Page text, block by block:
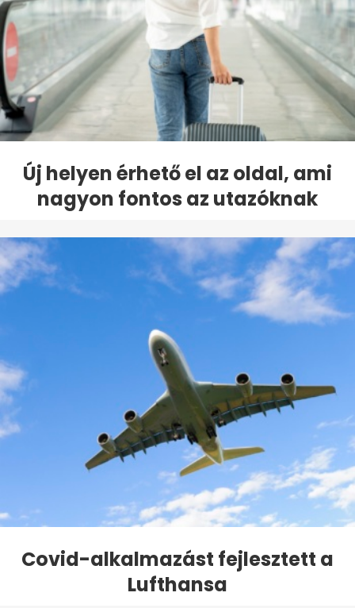
Új helyen érhető el az oldal, ami
nagyon fontos az utazóknak
Covid-alkalmazást fejlesztett a
Lufthansa